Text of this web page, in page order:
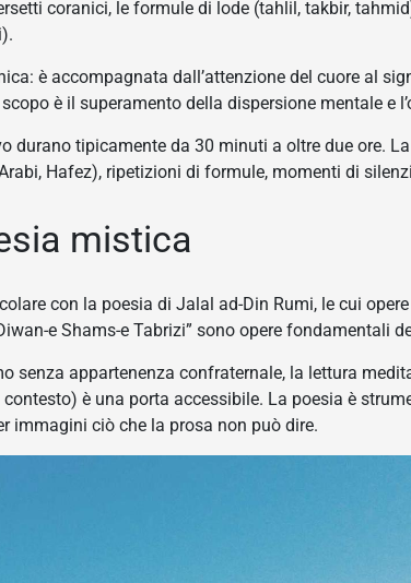
coranici, le formule di lode (tahlil, takbir,
è accompagnata dall’attenzione del cuore al
è il superamento della dispersione mentale e
durano tipicamente da 30 minuti a oltre due ore.
Hafez), ripetizioni di formule, momenti di
mistica
con la poesia di Jalal ad-Din Rumi, le cui
e Shams-e Tabrizi” sono opere fondamentali
senza appartenenza confraternale, la lettura
è una porta accessibile. La poesia è
immagini ciò che la prosa non può dire.